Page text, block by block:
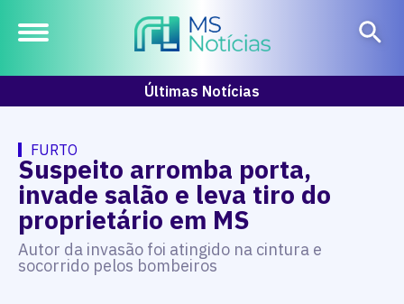
Últimas Notícias
FURTO
Suspeito arromba porta,
invade salão e leva tiro do
proprietário em MS
Autor da invasão foi atingido na cintura e
socorrido pelos bombeiros